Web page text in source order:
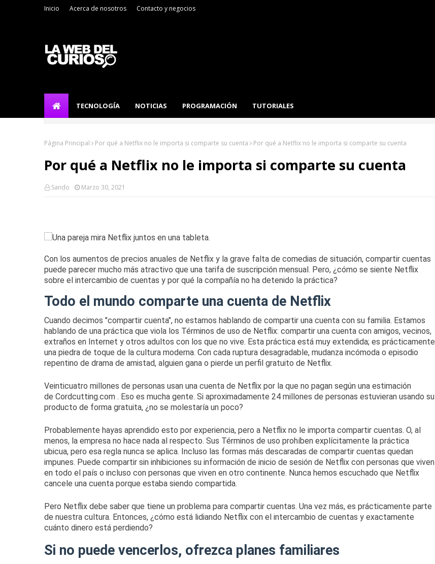
Inicio Acerca de nosotros Contacto y negocios
TECNOLOGÍA NOTICIAS PROGRAMACIÓN TUTORIALES
Página Principal Por qué a Netflix no le importa si comparte su cuenta Por qué a Netflix no le importa si comparte su cuenta
Por qué a Netflix no le importa si comparte su cuenta
Sando Marzo 30, 2021
Con los aumentos de precios anuales de Netflix y la grave falta de comedias de situación, compartir cuentas
puede parecer mucho más atractivo que una tarifa de suscripción mensual. Pero, ¿cómo se siente Netflix
sobre el intercambio de cuentas y por qué la compañía no ha detenido la práctica?
Todo el mundo comparte una cuenta de Netflix
Cuando decimos "compartir cuenta", no estamos hablando de compartir una cuenta con su familia. Estamos
hablando de una práctica que viola los Términos de uso de Netflix: compartir una cuenta con amigos, vecinos,
extraños en Internet y otros adultos con los que no vive. Esta práctica está muy extendida; es prácticamente
una piedra de toque de la cultura moderna. Con cada ruptura desagradable, mudanza incómoda o episodio
repentino de drama de amistad, alguien gana o pierde un perfil gratuito de Netflix.
Veinticuatro millones de personas usan una cuenta de Netflix por la que no pagan según una estimación
de Cordcutting.com . Eso es mucha gente. Si aproximadamente 24 millones de personas estuvieran usando su
producto de forma gratuita, ¿no se molestaría un poco?
Probablemente hayas aprendido esto por experiencia, pero a Netflix no le importa compartir cuentas. O, al
menos, la empresa no hace nada al respecto. Sus Términos de uso prohíben explícitamente la práctica
ubicua, pero esa regla nunca se aplica. Incluso las formas más descaradas de compartir cuentas quedan
impunes. Puede compartir sin inhibiciones su información de inicio de sesión de Netflix con personas que viven
en todo el país o incluso con personas que viven en otro continente. Nunca hemos escuchado que Netflix
cancele una cuenta porque estaba siendo compartida.
Pero Netflix debe saber que tiene un problema para compartir cuentas. Una vez más, es prácticamente parte
de nuestra cultura. Entonces, ¿cómo está lidiando Netflix con el intercambio de cuentas y exactamente
cuánto dinero está perdiendo?
Si no puede vencerlos, ofrezca planes familiares